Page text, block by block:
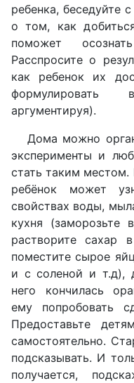
ребенка, беседуйте
о том, как
поможет
Расспросите о
как ребенок их
аргументируя).
Дома можно
эксперименты и
стать таким
ребёнок может
свойствах воды,
кухня (заморозьте
растворите сахар
поместите сырое
и с соленой и т.д),
него кончилась
ему попробовать
Предоставьте
самостоятельно.
подсказывать. И
получается,